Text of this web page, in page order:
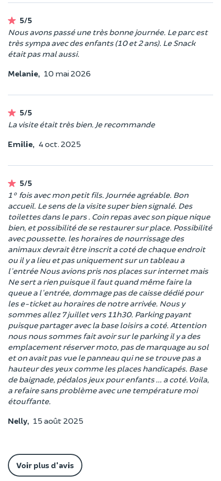
5/5
Nous avons passé une très bonne journée. Le parc est
très sympa avec des enfants (10 et 2 ans). Le Snack
était pas mal aussi.
Melanie, 10 mai 2026
5/5
La visite était très bien. Je recommande
Emilie, 4 oct. 2025
5/5
1° fois avec mon petit fils. Journée agréable. Bon
accueil. Le sens de la visite super bien signalé. Des
toilettes dans le pars . Coin repas avec son pique nique
bien, et possibilité de se restaurer sur place. Possibilité
avec poussette. les horaires de nourrissage des
animaux devrait être inscrit a coté de chaque endroit
ou il y a lieu et pas uniquement sur un tableau a
l'entrée Nous avions pris nos places sur internet mais
Ne sert a rien puisque il faut quand même faire la
queue a l'entrée, dommage pas de caisse dédié pour
les e-ticket au horaires de notre arrivée. Nous y
sommes allez 7 juillet vers 11h30. Parking payant
puisque partager avec la base loisirs a coté. Attention
nous nous sommes fait avoir sur le parking il y a des
emplacement réserver moto, pas de marquage au sol
et on avait pas vue le panneau qui ne se trouve pas a
hauteur des yeux comme les places handicapés. Base
de baignade, pédalos jeux pour enfants ... a coté. Voila,
a refaire sans problème avec une température moi
étouffante.
Nelly, 15 août 2025
Voir plus d'avis